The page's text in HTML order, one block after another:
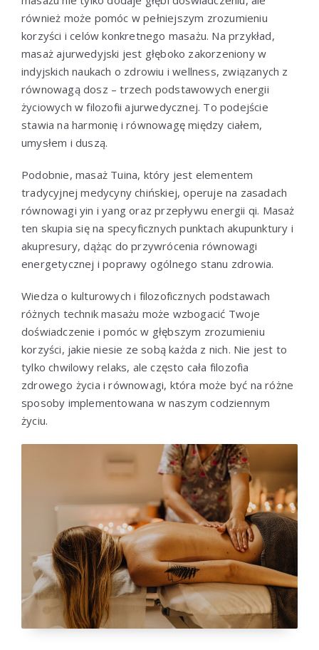
również może pomóc w pełniejszym zrozumieniu
korzyści i celów konkretnego masażu. Na przykład,
masaż ajurwedyjski jest głęboko zakorzeniony w
indyjskich naukach o zdrowiu i wellness, związanych z
równowagą dosz – trzech podstawowych energii
życiowych w filozofii ajurwedycznej. To podejście
stawia na harmonię i równowagę między ciałem,
umysłem i duszą.
Podobnie, masaż Tuina, który jest elementem
tradycyjnej medycyny chińskiej, operuje na zasadach
równowagi yin i yang oraz przepływu energii qi. Masaż
ten skupia się na specyficznych punktach akupunktury i
akupresury, dążąc do przywrócenia równowagi
energetycznej i poprawy ogólnego stanu zdrowia.
Wiedza o kulturowych i filozoficznych podstawach
różnych technik masażu może wzbogacić Twoje
doświadczenie i pomóc w głębszym zrozumieniu
korzyści, jakie niesie ze sobą każda z nich. Nie jest to
tylko chwilowy relaks, ale często cała filozofia
zdrowego życia i równowagi, która może być na różne
sposoby implementowana w naszym codziennym
życiu.